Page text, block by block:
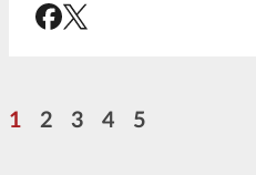
Pagination
Page
1 Page
2 Page
3 Page
4 Page
5